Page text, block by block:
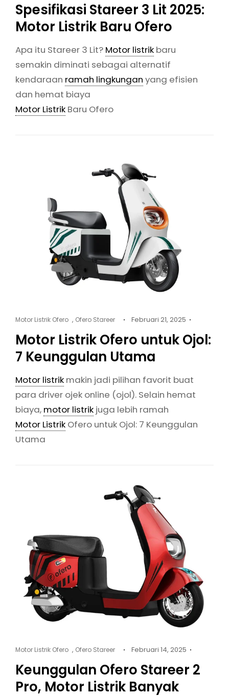
Spesifikasi Stareer 3 Lit 2025:
Motor Listrik Baru Ofero
Apa itu Stareer 3 Lit? Motor listrik baru
semakin diminati sebagai alternatif
kendaraan ramah lingkungan yang efisien
dan hemat biaya
Motor Listrik Baru Ofero
Cat
Motor Listrik Ofero , Ofero Stareer
Posted
Februari 21, 2025
Motor Listrik Ofero untuk Ojol:
7 Keunggulan Utama
Motor listrik makin jadi pilihan favorit buat
para driver ojek online (ojol). Selain hemat
biaya, motor listrik juga lebih ramah
Motor Listrik Ofero untuk Ojol: 7 Keunggulan
Utama
Cat
Motor Listrik Ofero , Ofero Stareer
Posted
Februari 14, 2025
Keunggulan Ofero Stareer 2
Pro, Motor Listrik Banyak